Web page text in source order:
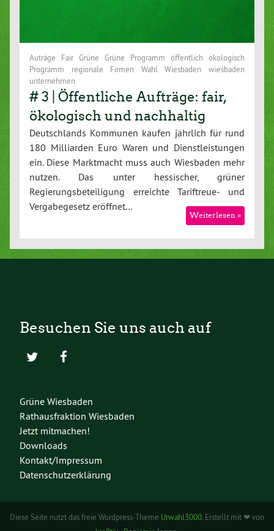
Auträge Fair Grüne Grüne Programm öffentlich ökologisch
Programm regionale Firmen Wahl Wiesbaden wiesbaden
unternehmen
# 3 | Öffentliche Aufträge: fair,
ökologisch und nachhaltig
Deutschlands Kommunen kaufen jährlich für rund
180 Milliarden Euro Waren und Dienstleistungen
ein. Diese Marktmacht muss auch Wiesbaden mehr
nutzen. Das unter hessischer, grüner
Regierungsbeteiligung erreichte Tariftreue- und
Vergabegesetz eröffnet…
Weiterlesen »
Besuchen Sie uns auch auf
Grüne Wiesbaden
Rathausfraktion Wiesbaden
Jetzt mitmachen!
Downloads
Kontakt/Impressum
Datenschutzerklärung
Diese Seite nutzt das freie Wordpress-Theme Urwahl3000. Erstellt mit ❤ von